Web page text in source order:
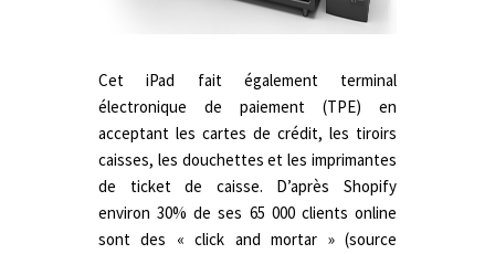
Cet iPad fait également terminal
électronique de paiement (TPE) en
acceptant les cartes de crédit, les tiroirs
caisses, les douchettes et les imprimantes
de ticket de caisse. D’après Shopify
environ 30% de ses 65 000 clients online
sont des « click and mortar » (source